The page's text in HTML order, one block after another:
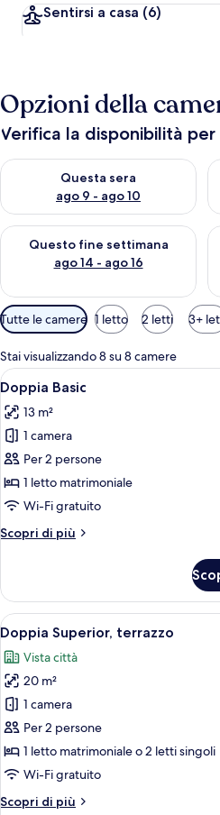
Sentirsi a casa (6)
Opzioni della
Verifica la disponibilità
Questa sera
ago 9 - ago 10
Verifica la disponibilità per questa
Questo fine settimana
ago 14 - ago 16
Verifica la disponibilità per
Filtri
disponibili
per
le
camere
Tutte le camere 1 letto 2 letti 3+
Stai visualizzando 8 su 8 camere
Apri
tutte
le
foto
per
Doppia
Basic
8
Doppia Basic
13 m²
1 camera
Per 2 persone
1 letto matrimoniale
Wi-Fi gratuito
Scopri di più
Altri
Basic
Apri
tutte
le
foto
per
Doppia
Superior,
terrazzo
10
Doppia Superior, terrazzo
Vista città
20 m²
1 camera
Per 2 persone
1 letto matrimoniale o 2 letti singoli
Wi-Fi gratuito
Scopri di più
Altri